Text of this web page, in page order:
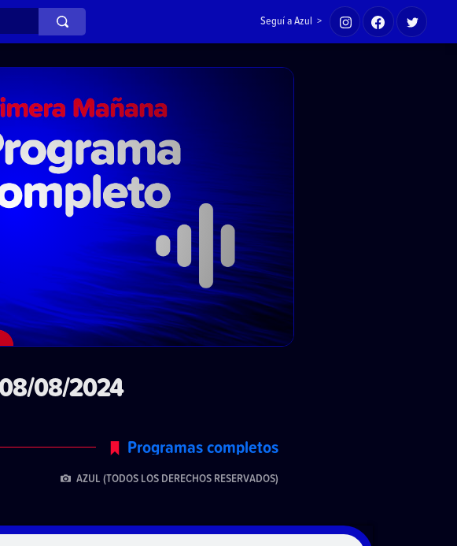
Seguí a Azul >
08/2024
Programas completos
AZUL (TODOS LOS DERECHOS RESERVADOS)